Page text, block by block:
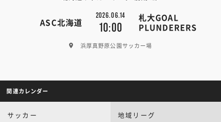
ASC北海道
2026.06.14
10:00
札大GOAL
PLUNDERERS
浜厚真野原公園サッカー場
関連カレンダー
サッカー 地域リーグ